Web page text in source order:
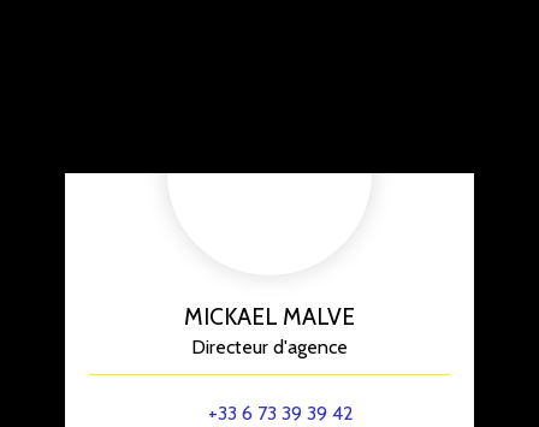
MICKAEL MALVE
Directeur d'agence
+33 6 73 39 39 42